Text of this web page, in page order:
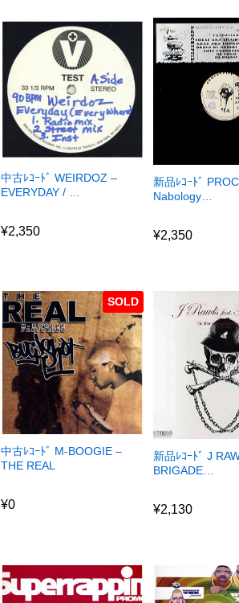
中古ﾚｺｰﾄﾞ WEIRDOZ –
EVERYDAY / …
¥2,350
新品ﾚｺｰﾄﾞ
Nabology…
¥2,350
SOLD
中古ﾚｺｰﾄﾞ M-BOOGIE –
THE REAL
¥0
新品ﾚｺｰﾄﾞ J
BRIGADE…
¥2,130